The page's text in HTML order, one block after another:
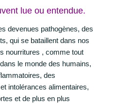
lue ou entendue.
devenues pathogènes, des
qui se bataillent dans nos
nourritures , comme tout
le monde des humains,
des
intolérances alimentaires,
et de plus en plus